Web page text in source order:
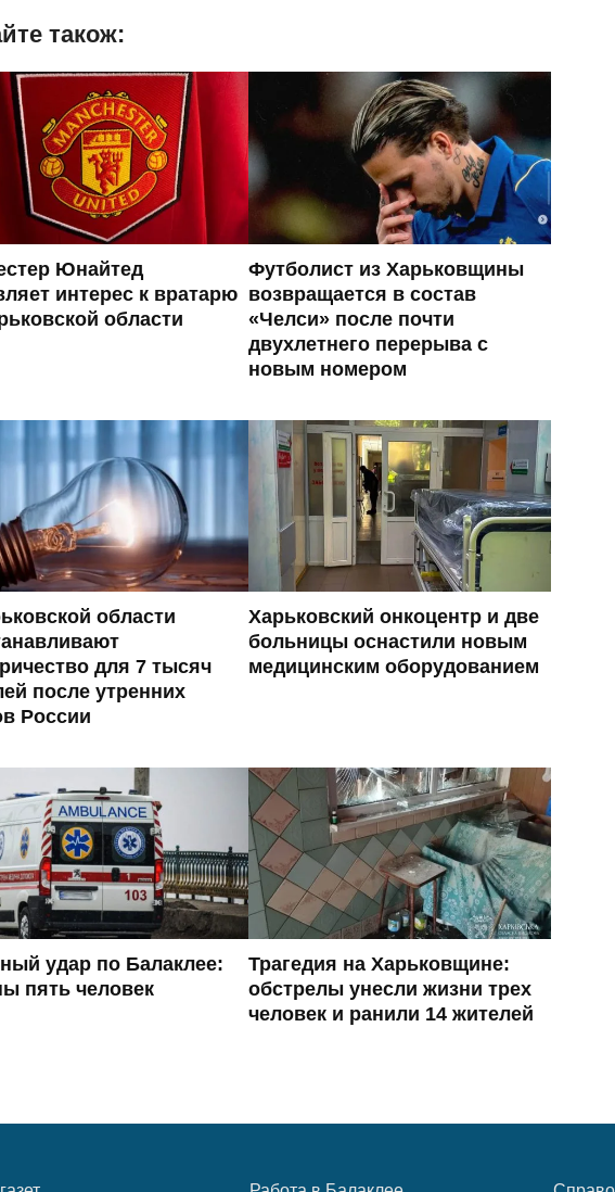
також:
Юнайтед
интерес к вратарю
области
Футболист из Харьковщины
возвращается в состав
«Челси» после почти
двухлетнего перерыва с
новым номером
области
для 7 тысяч
после утренних
России
Харьковский онкоцентр и две
больницы оснастили новым
медицинским оборудованием
удар по Балаклее:
пять человек
Трагедия на Харьковщине:
обстрелы унесли жизни трех
человек и ранили 14 жителей